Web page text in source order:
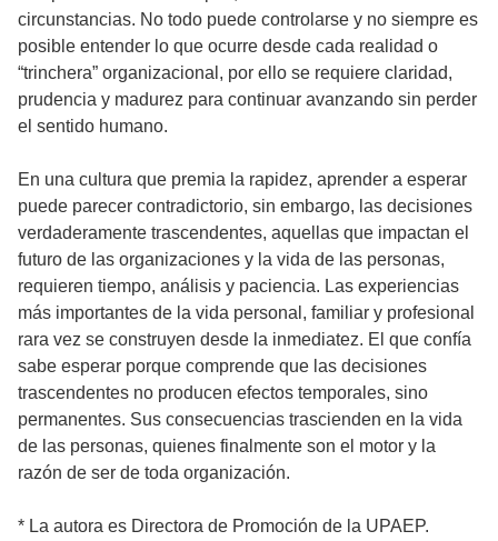
circunstancias. No todo puede controlarse y no siempre es
posible entender lo que ocurre desde cada realidad o
“trinchera” organizacional, por ello se requiere claridad,
prudencia y madurez para continuar avanzando sin perder
el sentido humano.
En una cultura que premia la rapidez, aprender a esperar
puede parecer contradictorio, sin embargo, las decisiones
verdaderamente trascendentes, aquellas que impactan el
futuro de las organizaciones y la vida de las personas,
requieren tiempo, análisis y paciencia. Las experiencias
más importantes de la vida personal, familiar y profesional
rara vez se construyen desde la inmediatez. El que confía
sabe esperar porque comprende que las decisiones
trascendentes no producen efectos temporales, sino
permanentes. Sus consecuencias trascienden en la vida
de las personas, quienes finalmente son el motor y la
razón de ser de toda organización.
* La autora es Directora de Promoción de la UPAEP.